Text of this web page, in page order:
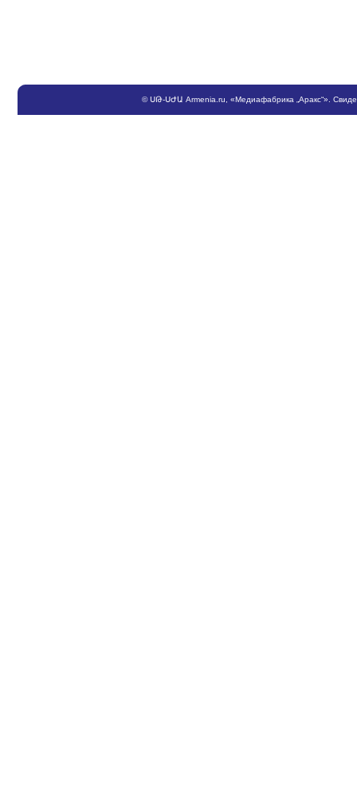
©ՍԹ-ՍԺԱ Armenia.ru , «Медиафабрика „Аракс“».